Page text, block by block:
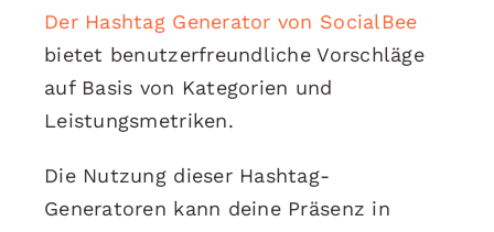
Der Hashtag Generator von SocialBee
bietet benutzerfreundliche Vorschläge
auf Basis von Kategorien und
Leistungsmetriken.
Die Nutzung dieser Hashtag-
Generatoren kann deine Präsenz in